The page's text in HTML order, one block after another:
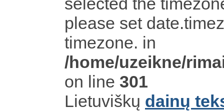
please set
timezone. in
/home/uzeikne/
on line 301
Lietuviškų dainų